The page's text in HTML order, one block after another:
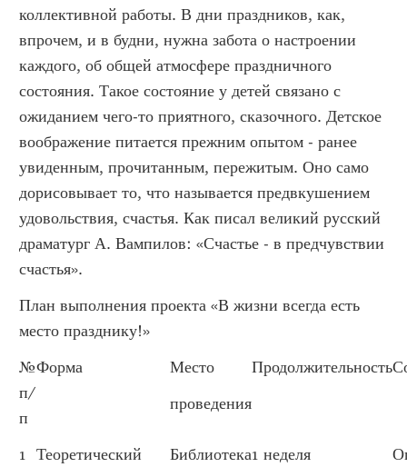
коллективной работы. В дни праздников, как,
впрочем, и в будни, нужна забота о настроении
каждого, об общей атмосфере праздничного
состояния. Такое состояние у детей связано с
ожиданием чего-то приятного, сказочного. Детское
воображение питается прежним опытом - ранее
увиденным, прочитанным, пережитым. Оно само
дорисовывает то, что называется предвкушением
удовольствия, счастья. Как писал великий русский
драматург А. Вампилов: «Счастье - в предчувствии
счастья».
План выполнения проекта «В жизни всегда есть
место празднику!»
№
п/
п
Форма
Место
проведения
Продолжительность
1 Теоретический Библиотека1 неделя